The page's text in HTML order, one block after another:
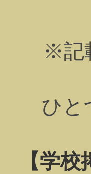
※記
ひと
【学校